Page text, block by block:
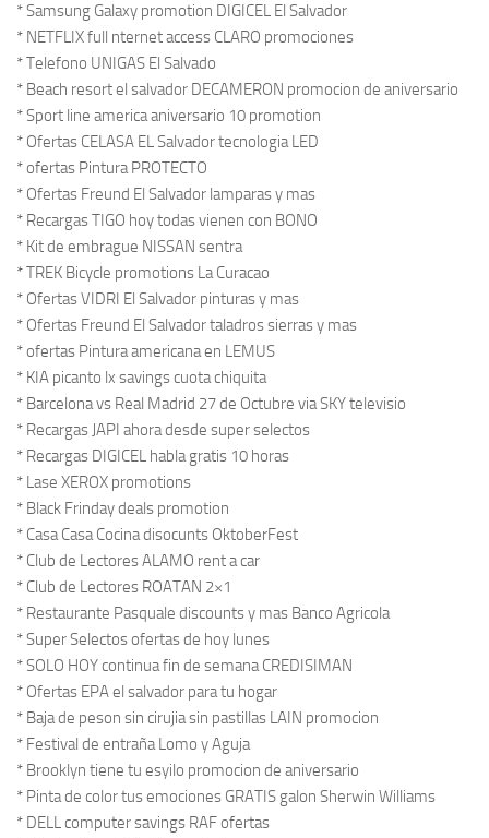
* Samsung Galaxy promotion DIGICEL El Salvador
* NETFLIX full nternet access CLARO promociones
* Telefono UNIGAS El Salvado
* Beach resort el salvador DECAMERON promocion de aniversario
* Sport line america aniversario 10 promotion
* Ofertas CELASA EL Salvador tecnologia LED
* ofertas Pintura PROTECTO
* Ofertas Freund El Salvador lamparas y mas
* Recargas TIGO hoy todas vienen con BONO
* Kit de embrague NISSAN sentra
* TREK Bicycle promotions La Curacao
* Ofertas VIDRI El Salvador pinturas y mas
* Ofertas Freund El Salvador taladros sierras y mas
* ofertas Pintura americana en LEMUS
* KIA picanto lx savings cuota chiquita
* Barcelona vs Real Madrid 27 de Octubre via SKY televisio
* Recargas JAPI ahora desde super selectos
* Recargas DIGICEL habla gratis 10 horas
* Lase XEROX promotions
* Black Frinday deals promotion
* Casa Casa Cocina disocunts OktoberFest
* Club de Lectores ALAMO rent a car
* Club de Lectores ROATAN 2×1
* Restaurante Pasquale discounts y mas Banco Agricola
* Super Selectos ofertas de hoy lunes
* SOLO HOY continua fin de semana CREDISIMAN
* Ofertas EPA el salvador para tu hogar
* Baja de peson sin cirujia sin pastillas LAIN promocion
* Festival de entraña Lomo y Aguja
* Brooklyn tiene tu esyilo promocion de aniversario
* Pinta de color tus emociones GRATIS galon Sherwin Williams
* DELL computer savings RAF ofertas